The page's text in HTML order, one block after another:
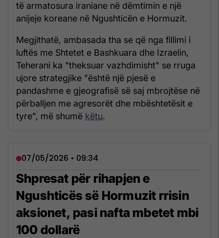
të armatosura iraniane në dëmtimin e një
anijeje koreane në Ngushticën e Hormuzit.
Megjithatë, ambasada tha se që nga fillimi i
luftës me Shtetet e Bashkuara dhe Izraelin,
Teherani ka "theksuar vazhdimisht" se rruga
ujore strategjike "është një pjesë e
pandashme e gjeografisë së saj mbrojtëse në
përballjen me agresorët dhe mbështetësit e
tyre", më shumë këtu.
07/05/2026 • 09:34
Shpresat për rihapjen e
Ngushticës së Hormuzit rrisin
aksionet, pasi nafta mbetet mbi
100 dollarë